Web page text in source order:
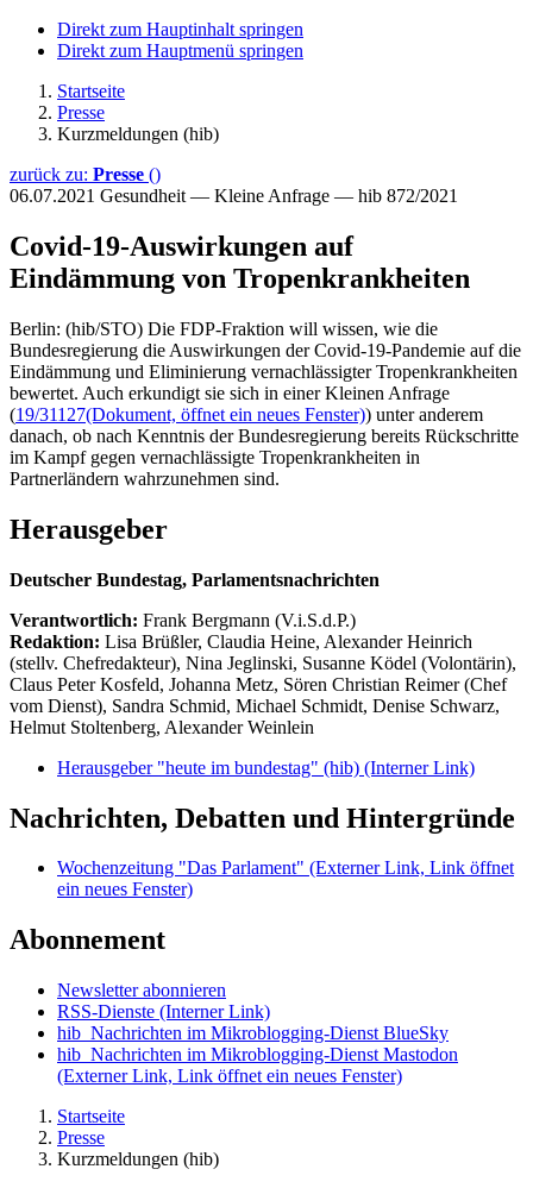
Direkt zum Hauptinhalt springen
Direkt zum Hauptmenü springen
Startseite
Presse
Kurzmeldungen (hib)
zurück zu: Presse ()
06.07.2021 Gesundheit — Kleine Anfrage — hib 872/2021
Covid-19-Auswirkungen auf
Eindämmung von Tropenkrankheiten
Berlin: (hib/STO) Die FDP-Fraktion will wissen, wie die
Bundesregierung die Auswirkungen der Covid-19-Pandemie auf die
Eindämmung und Eliminierung vernachlässigter Tropenkrankheiten
bewertet. Auch erkundigt sie sich in einer Kleinen Anfrage
(19/31127(Dokument, öffnet ein neues Fenster)) unter anderem
danach, ob nach Kenntnis der Bundesregierung bereits Rückschritte
im Kampf gegen vernachlässigte Tropenkrankheiten in
Partnerländern wahrzunehmen sind.
Herausgeber
Deutscher Bundestag, Parlamentsnachrichten
Verantwortlich: Frank Bergmann (V.i.S.d.P.)
Redaktion: Lisa Brüßler, Claudia Heine, Alexander Heinrich
(stellv. Chefredakteur), Nina Jeglinski, Susanne Ködel (Volontärin),
Claus Peter Kosfeld, Johanna Metz, Sören Christian Reimer (Chef
vom Dienst), Sandra Schmid, Michael Schmidt, Denise Schwarz,
Helmut Stoltenberg, Alexander Weinlein
Herausgeber "heute im bundestag" (hib) (Interner Link)
Nachrichten, Debatten und Hintergründe
Wochenzeitung "Das Parlament" (Externer Link, Link öffnet
ein neues Fenster)
Abonnement
Newsletter abonnieren
RSS-Dienste (Interner Link)
hib_Nachrichten im Mikroblogging-Dienst BlueSky
hib_Nachrichten im Mikroblogging-Dienst Mastodon
(Externer Link, Link öffnet ein neues Fenster)
Startseite
Presse
Kurzmeldungen (hib)